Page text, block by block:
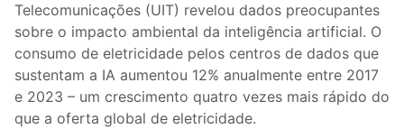
Telecomunicações (UIT) revelou dados preocupantes
sobre o impacto ambiental da inteligência artificial. O
consumo de eletricidade pelos centros de dados que
sustentam a IA aumentou 12% anualmente entre 2017
e 2023 – um crescimento quatro vezes mais rápido do
que a oferta global de eletricidade.